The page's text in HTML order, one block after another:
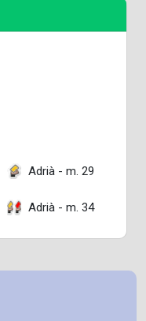
Adrià - m. 29
Adrià - m. 34